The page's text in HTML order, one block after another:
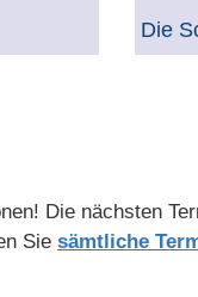
Die
Die nächsten
Sie sämtliche